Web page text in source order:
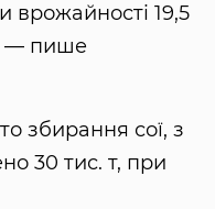
врожайності 19,5
— пише
збирання сої, з
30 тис. т, при